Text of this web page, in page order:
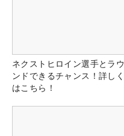
ネクストヒロイン選手とラウ
ンドできるチャンス！詳しく
はこちら！